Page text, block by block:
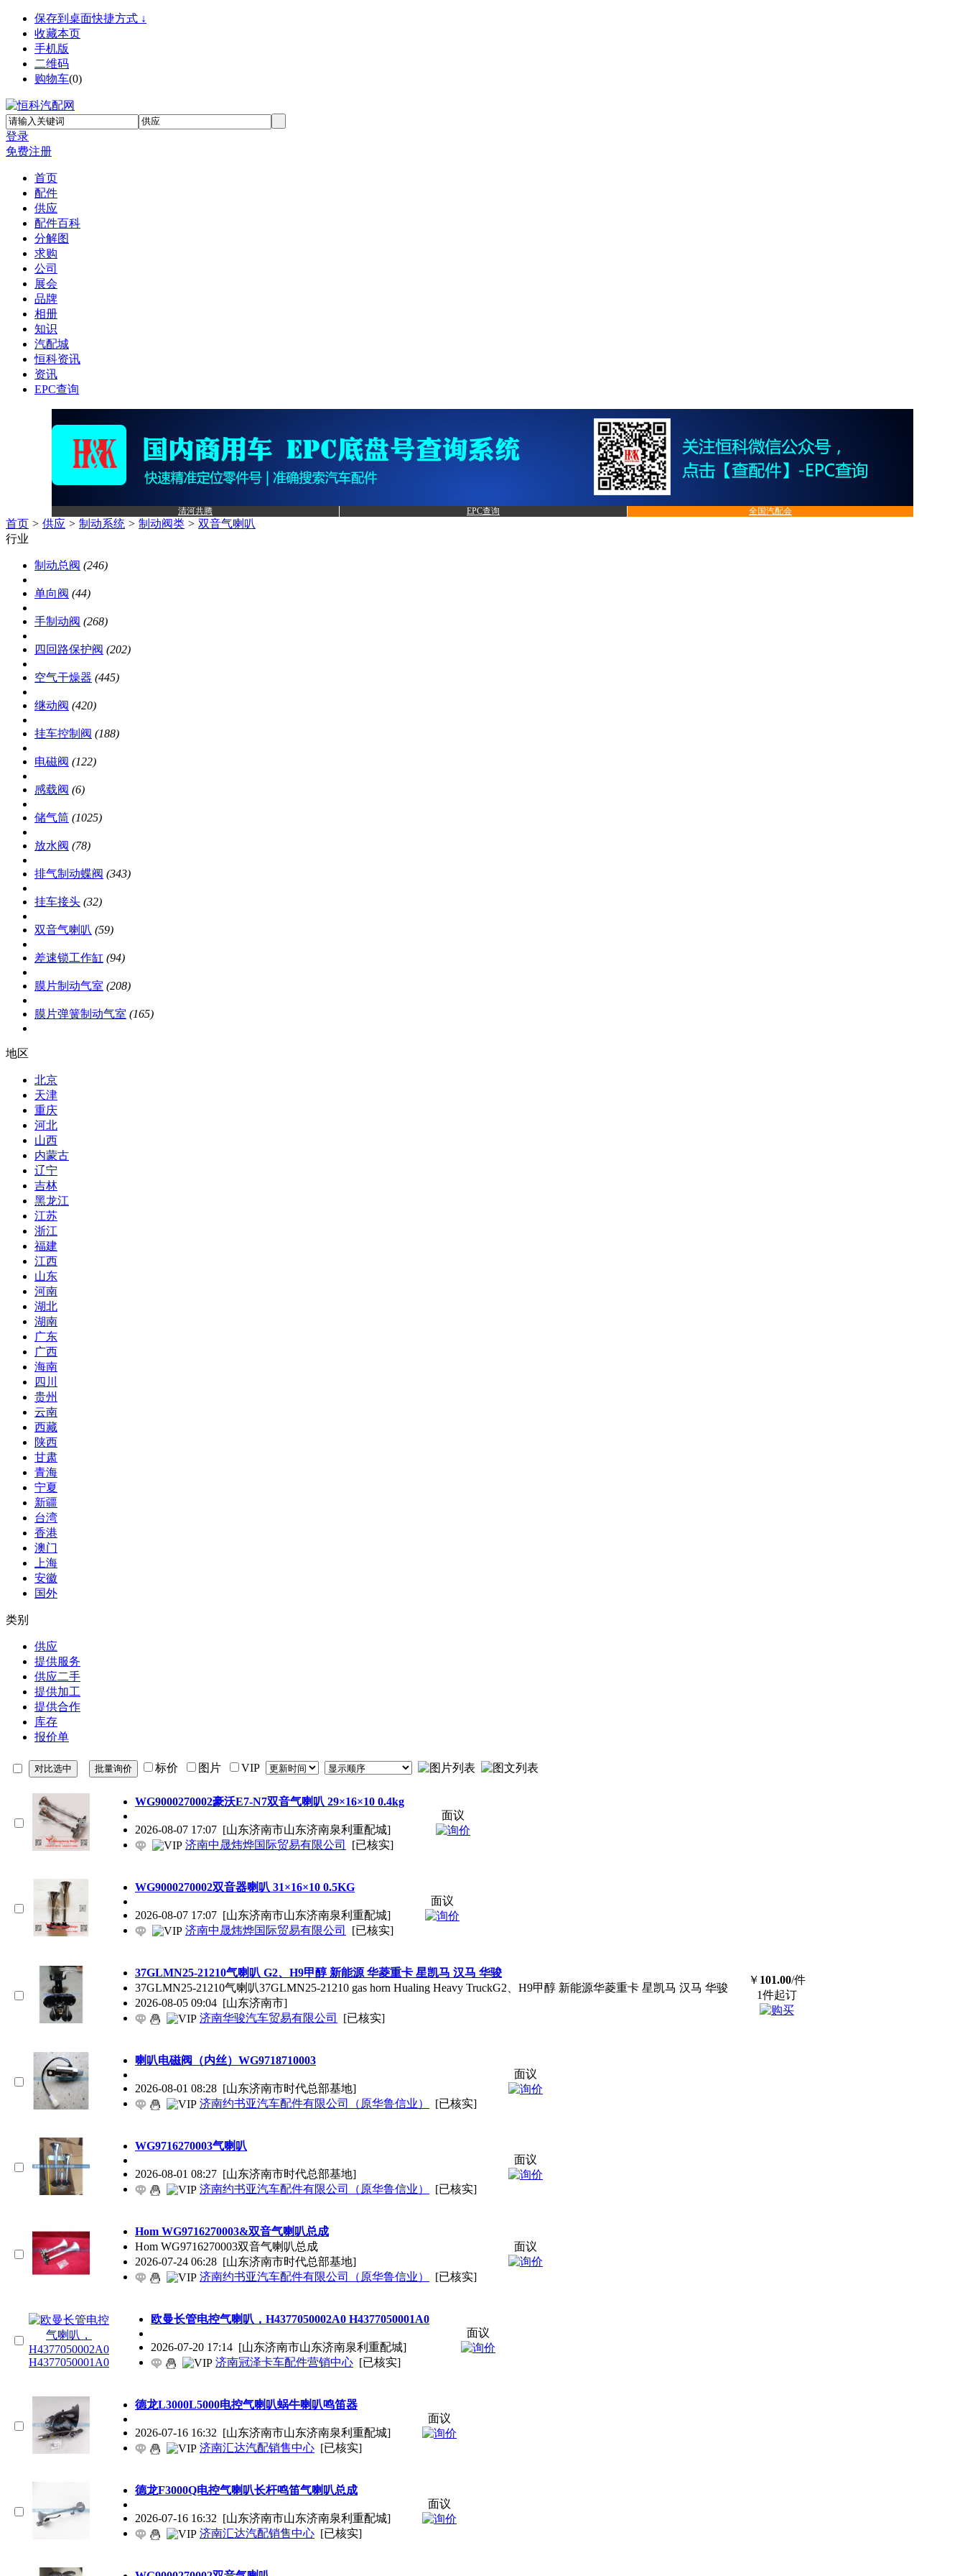
保存到桌面快捷方式 ↓
收藏本页
手机版
二维码
购物车(0)
登录
免费注册
首页
配件
供应
配件百科
分解图
求购
公司
展会
品牌
相册
知识
汽配城
恒科资讯
资讯
EPC查询
清河共腾 EPC查询 全国汽配会
首页 > 供应 > 制动系统 > 制动阀类 > 双音气喇叭
行业
制动总阀 (246)
单向阀 (44)
手制动阀 (268)
四回路保护阀 (202)
空气干燥器 (445)
继动阀 (420)
挂车控制阀 (188)
电磁阀 (122)
感载阀 (6)
储气筒 (1025)
放水阀 (78)
排气制动蝶阀 (343)
挂车接头 (32)
双音气喇叭 (59)
差速锁工作缸 (94)
膜片制动气室 (208)
膜片弹簧制动气室 (165)
地区
北京
天津
重庆
河北
山西
内蒙古
辽宁
吉林
黑龙江
江苏
浙江
福建
江西
山东
河南
湖北
湖南
广东
广西
海南
四川
贵州
云南
西藏
陕西
甘肃
青海
宁夏
新疆
台湾
香港
澳门
上海
安徽
国外
类别
供应
提供服务
供应二手
提供加工
提供合作
库存
报价单
标价 图片 VIP
WG9000270002豪沃E7-N7双音气喇叭 29×16×10 0.4kg
2026-08-07 17:07 [山东济南市山东济南泉利重配城]
济南中晟炜烨国际贸易有限公司
[已核实]
面议
WG9000270002双音器喇叭 31×16×10 0.5KG
2026-08-07 17:07 [山东济南市山东济南泉利重配城]
济南中晟炜烨国际贸易有限公司
[已核实]
面议
37GLMN25-21210气喇叭 G2、H9甲醇 新能源 华菱重卡 星凯马 汉马 华骏
37GLMN25-21210气喇叭37GLMN25-21210 gas horn Hualing Heavy TruckG2、H9甲醇 新能源华菱重卡 星凯马 汉马 华骏
2026-08-05 09:04 [山东济南市]
济南华骏汽车贸易有限公司
[已核实]
￥ 101.00/件
1件起订
喇叭电磁阀（内丝）WG9718710003
2026-08-01 08:28 [山东济南市时代总部基地]
济南约书亚汽车配件有限公司（原华鲁信业）
[已核实]
面议
WG9716270003气喇叭
2026-08-01 08:27 [山东济南市时代总部基地]
济南约书亚汽车配件有限公司（原华鲁信业）
[已核实]
面议
Hom WG9716270003&双音气喇叭总成
Hom WG9716270003双音气喇叭总成
2026-07-24 06:28 [山东济南市时代总部基地]
济南约书亚汽车配件有限公司（原华鲁信业）
[已核实]
面议
欧曼长管电控气喇叭，H4377050002A0 H4377050001A0
2026-07-20 17:14[山东济南市山东济南泉利重配城]
济南冠泽卡车配件营销中心 [已核实]
面议
德龙L3000L5000电控气喇叭蜗牛喇叭鸣笛器
2026-07-16 16:32 [山东济南市山东济南泉利重配城]
济南汇达汽配销售中心 [已核实]
面议
德龙F3000Q电控气喇叭长杆鸣笛气喇叭总成
2026-07-16 16:32 [山东济南市山东济南泉利重配城]
济南汇达汽配销售中心 [已核实]
面议